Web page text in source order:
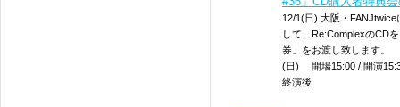
12/1(日) 大阪・
して、Re:ComplexのCD
券」をお渡し致します。
(日) 開場15:00 / 開演
終演後